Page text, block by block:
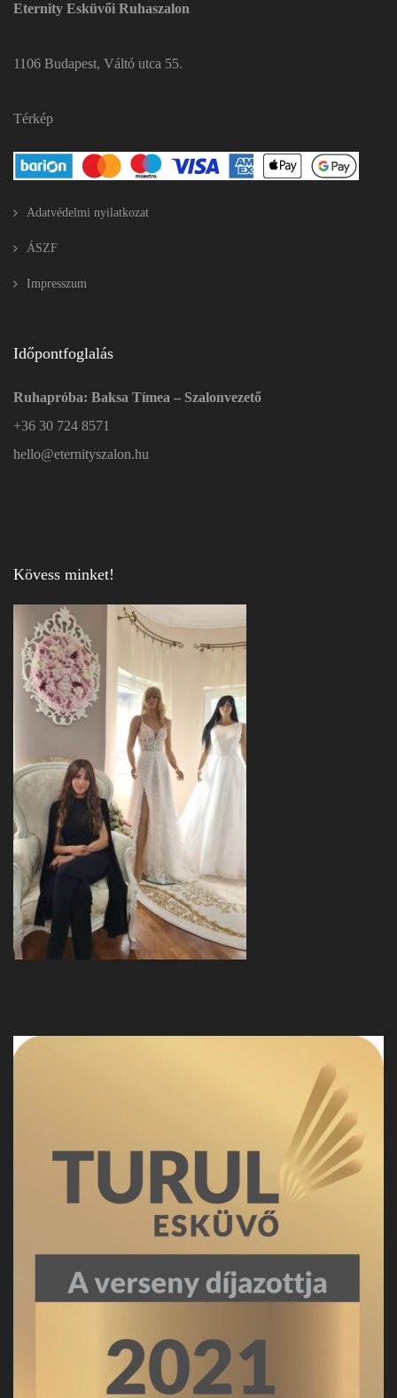
Eternity Esküvői Ruhaszalon
1106 Budapest, Váltó utca 55.
Térkép
Adatvédelmi nyilatkozat
ÁSZF
Impresszum
Időpontfoglalás
Ruhapróba: Baksa Tímea – Szalonvezető
+36 30 724 8571
hello@eternityszalon.hu
Kövess minket!